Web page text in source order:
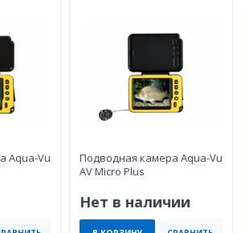
Aqua-Vu
Подводная камера Aqua-Vu
AV Micro Plus
Нет в наличии